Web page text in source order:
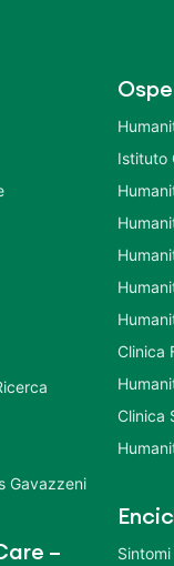
Gavazzeni
–
Istituto
Clinica
Clinica